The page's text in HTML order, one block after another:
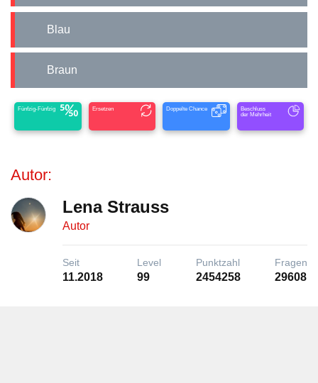
Blau
Braun
Fünfzig-Fünfzig Ersetzen Doppelte Chance
Beschluss
der Mehrheit
Autor:
Lena Strauss
Autor
Seit
11.2018
Level
99
Punktzahl
2454258
Fragen
29608